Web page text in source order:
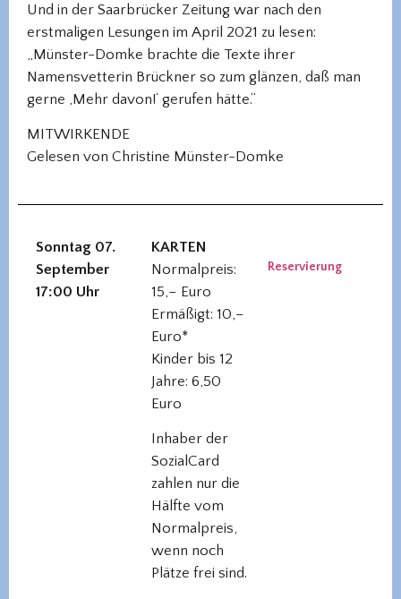
Und in der Saarbrücker Zeitung war nach den
erstmaligen Lesungen im April 2021 zu lesen:
„Münster-Domke brachte die Texte ihrer
Namensvetterin Brückner so zum glänzen, daß man
gerne ‚Mehr davon!‘ gerufen hätte.“
MITWIRKENDE
Gelesen von Christine Münster-Domke
Sonntag 07.
September
17:00 Uhr
KARTEN
Normalpreis:
15,– Euro
Ermäßigt: 10,–
Euro*
Kinder bis 12
Jahre: 6,50
Euro
Inhaber der
SozialCard
zahlen nur die
Hälfte vom
Normalpreis,
wenn noch
Plätze frei sind.
Reservierung